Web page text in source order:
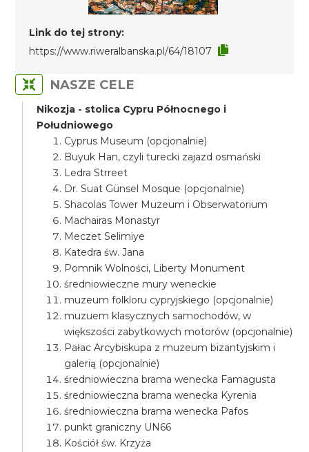
Link do tej strony:
https://www.riweralbanska.pl/64/18107
NASZE CELE
Nikozja - stolica Cypru Północnego i
Południowego
Cyprus Museum (opcjonalnie)
Buyuk Han, czyli turecki zajazd osmański
Ledra Strreet
Dr. Suat Günsel Mosque (opcjonalnie)
Shacolas Tower Muzeum i Obserwatorium
Machairas Monastyr
Meczet Selimiye
Katedra św. Jana
Pomnik Wolności, Liberty Monument
średniowieczne mury weneckie
muzeum folkloru cypryjskiego (opcjonalnie)
muzuem klasycznych samochodów, w
większości zabytkowych motorów (opcjonalnie)
Pałac Arcybiskupa z muzeum bizantyjskim i
galerią (opcjonalnie)
średniowieczna brama wenecka Famagusta
średniowieczna brama wenecka Kyrenia
średniowieczna brama wenecka Pafos
punkt graniczny UN66
Kościół św. Krzyża